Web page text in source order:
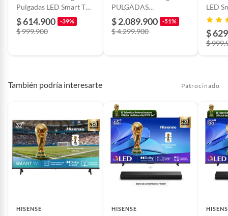
Pulgadas LED Smart TV
HD TV
UN32H5000FKXZL
$ 614.900 -39%
$ 999.900
PULGADAS
IUN65U8500HKXZL
$ 2.089.900 -51%
$ 4.299.900
LED
$
$
También podría interesarte Patrocinado
HISENSE HISENSE